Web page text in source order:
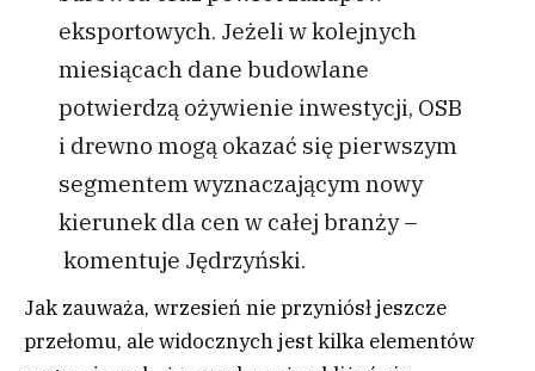
eksportowych. Jeżeli w kolejnych
miesiącach dane budowlane
potwierdzą ożywienie inwestycji, OSB
i drewno mogą okazać się pierwszym
segmentem wyznaczającym nowy
kierunek dla cen w całej branży –
komentuje Jędrzyński.
Jak zauważa, wrzesień nie przyniósł jeszcze
przełomu, ale widocznych jest kilka elementów